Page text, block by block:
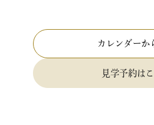
カレンダーか
見学予約は